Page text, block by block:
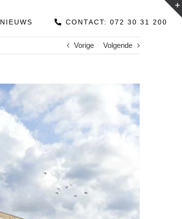
NIEUWS CONTACT: 072 30 31 200
Vorige Volgende